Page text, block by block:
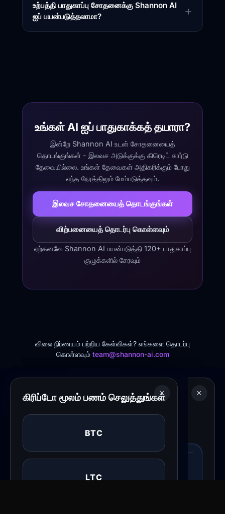
உற்பத்தி பாதுகாப்பு சோதனைக்கு Shannon AI
ஐப் பயன்படுத்தலாமா?
உங்கள் AI ஐப் பாதுகாக்கத் தயாரா?
இன்றே Shannon AI உடன் சோதனையைத்
தொடங்குங்கள் - இலவச அடுக்குக்கு கிரெடிட் கார்டு
தேவையில்லை. உங்கள் தேவைகள் அதிகரிக்கும் போது
எந்த நேரத்திலும் மேம்படுத்தவும்.
இலவச சோதனையைத் தொடங்குங்கள்
விற்பனையைத் தொடர்பு கொள்ளவும்
ஏற்கனவே Shannon AI பயன்படுத்தி 120+ பாதுகாப்பு
குழுக்களில் சேரவும்
விலை நிர்ணயம் பற்றிய கேள்விகள்? எங்களை தொடர்பு
கொள்ளவும் team@shannon-ai.com
உங்கள் திட்டத்தை மேம்படுத்துங்கள்
இன்று நீங்கள் செலுத்துவது
×
கட்டண முறையைத் தேர்ந்தெடுக்கவும்
எப்படி பணம் செலுத்துவது என்பதைத்
×
கிரிப்டோ மூலம் பணம் செலுத்துங்கள்
BTC
LTC